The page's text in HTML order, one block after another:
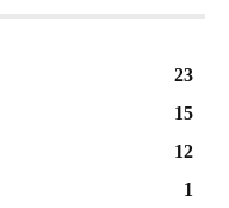
23
15
12
1